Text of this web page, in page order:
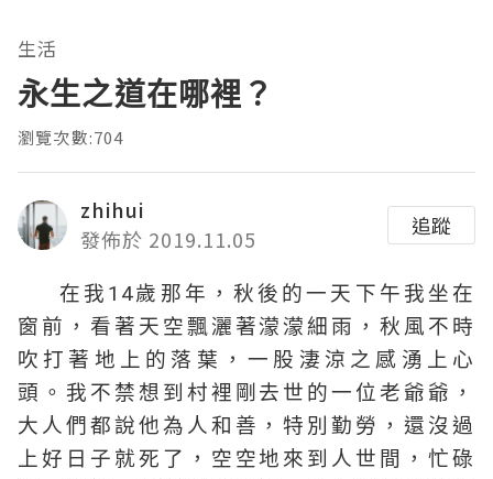
生活
永生之道在哪裡？
瀏覽次數:704
zhihui
發佈於 2019.11.05
追蹤
在我14歲那年，秋後的一天下午我坐在
窗前，看著天空飄灑著濛濛細雨，秋風不時
吹打著地上的落葉，一股淒涼之感湧上心
頭。我不禁想到村裡剛去世的一位老爺爺，
大人們都說他為人和善，特別勤勞，還沒過
上好日子就死了，空空地來到人世間，忙碌